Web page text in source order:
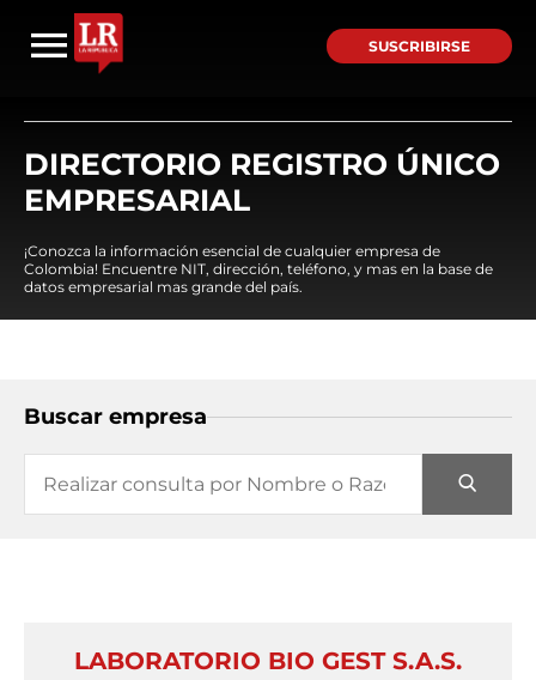
SUSCRIBIRSE
DIRECTORIO REGISTRO ÚNICO
EMPRESARIAL
¡Conozca la información esencial de cualquier empresa de
Colombia! Encuentre NIT, dirección, teléfono, y mas en la base de
datos empresarial mas grande del país.
Buscar empresa
LABORATORIO BIO GEST S.A.S.